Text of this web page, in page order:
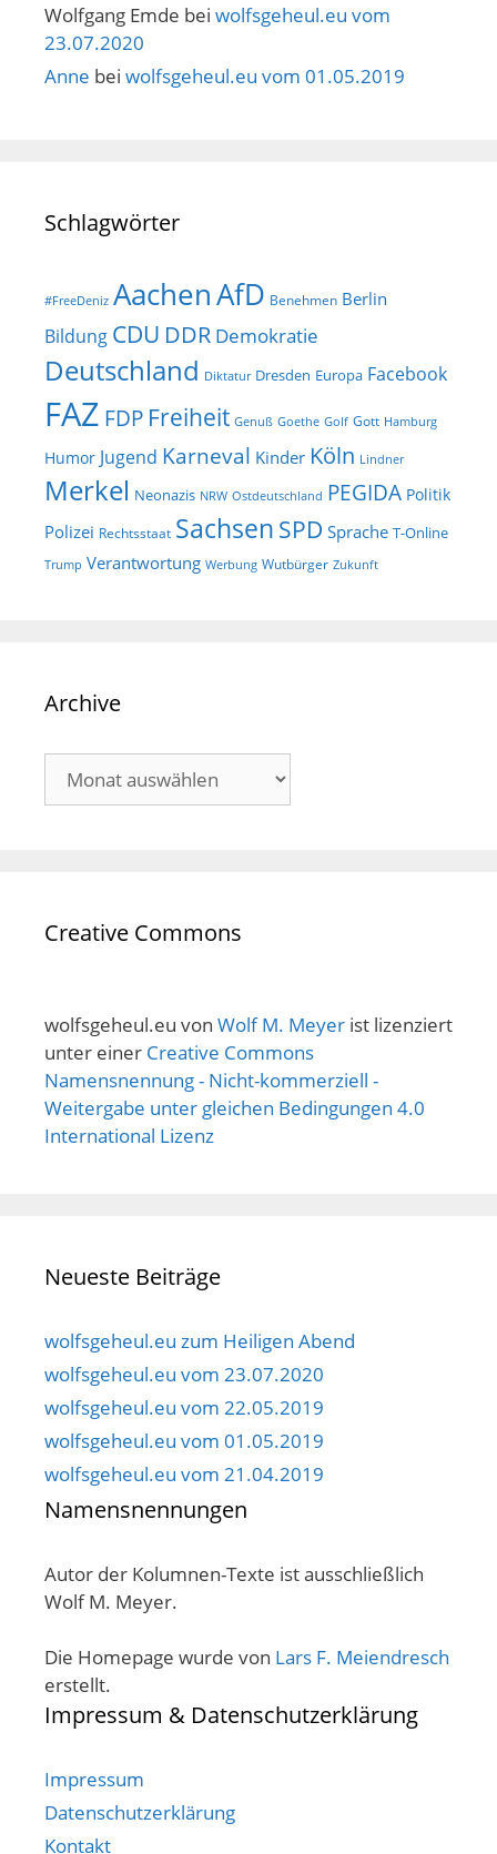
Wolfgang Emde bei wolfsgeheul.eu vom
23.07.2020
Anne bei wolfsgeheul.eu vom 01.05.2019
Schlagwörter
#FreeDeniz AachenAfD Benehmen Berlin
Bildung CDU DDR Demokratie
Deutschland Diktatur Dresden Europa Facebook
FAZ FDP Freiheit Genuß Goethe Golf Gott Hamburg
Humor Jugend Karneval Kinder Köln Lindner
Merkel Neonazis NRW Ostdeutschland PEGIDA Politik
Polizei Rechtsstaat Sachsen SPD Sprache T-Online
Trump Verantwortung Werbung Wutbürger Zukunft
Archive
Creative Commons
wolfsgeheul.eu von Wolf M. Meyer ist lizenziert
unter einer Creative Commons
Namensnennung - Nicht-kommerziell -
Weitergabe unter gleichen Bedingungen 4.0
International Lizenz
Neueste Beiträge
wolfsgeheul.eu zum Heiligen Abend
wolfsgeheul.eu vom 23.07.2020
wolfsgeheul.eu vom 22.05.2019
wolfsgeheul.eu vom 01.05.2019
wolfsgeheul.eu vom 21.04.2019
Namensnennungen
Autor der Kolumnen-Texte ist ausschließlich
Wolf M. Meyer.
Die Homepage wurde von Lars F. Meiendresch
erstellt.
Impressum & Datenschutzerklärung
Impressum
Datenschutzerklärung
Kontakt